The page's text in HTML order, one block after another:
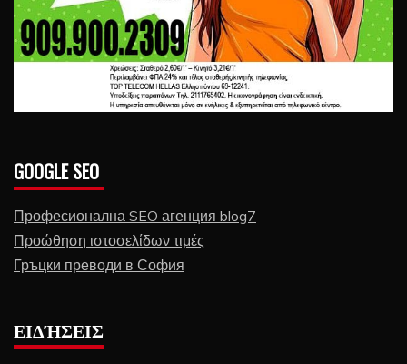
GOOGLE SEO
Професионална SEO агенция blog7
Προώθηση ιστοσελίδων τιμές
Гръцки преводи в София
ΕΙΔΉΣΕΙΣ